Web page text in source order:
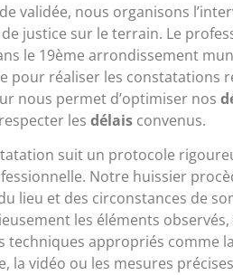
validée, nous organisons
justice sur le terrain. Le
le 19ème arrondissement
pour réaliser les constatations
nous permet d’optimiser nos
les délaisconvenus.
suit un protocole
Notre huissier
lieu et des circonstances de
les éléments
techniques appropriés comme la
la vidéo ou les mesures